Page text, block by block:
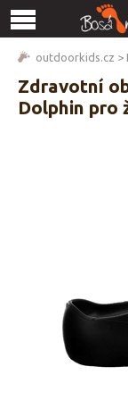
outdoorkids.cz >
Zdravotní
Dolphin pro